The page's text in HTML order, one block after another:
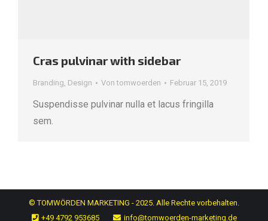
Cras pulvinar with sidebar
Branding, Design Vontomwoerden Februar 15, 2019
Suspendisse pulvinar nulla et lacus fringilla
sem.
© TOMWÖRDEN MARKETING - 2025. Alle Rechte vorbehalten.
+49 4792 953685
info@tomwoerden-marketing.de